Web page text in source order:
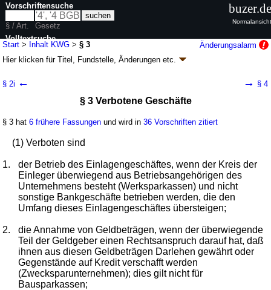
Start > Inhalt KWG >§ 3
Änderungsalarm
Hier klicken fürTitel, Fundstelle, Änderungen etc.
G. v. 12.05.2026 BGBl. 2026 I Nr. 139
139 weitere Fassungen | wird in 1722 Vorschriften zitiert
Erster Abschnitt Allgemeine Vorschriften
Finanzholding-Gesellschaften, gemischte
Finanzholding-Gesellschaften und gemischte
Holdinggesellschaften sowie Finanzunternehmen
§ 2i ← → § 4
§ 3 Verbotene Geschäfte
§ 3 hat6 frühere Fassungen und wird in36 Vorschriften zitiert
(1) Verboten sind
1.
der Betrieb des Einlagengeschäftes, wenn der Kreis der
Einleger überwiegend aus Betriebsangehörigen des
Unternehmens besteht (Werksparkassen) und nicht
sonstige Bankgeschäfte betrieben werden, die den
Umfang dieses Einlagengeschäftes übersteigen;
2.
die Annahme von Geldbeträgen, wenn der überwiegende
Teil der Geldgeber einen Rechtsanspruch darauf hat, daß
ihnen aus diesen Geldbeträgen Darlehen gewährt oder
Gegenstände auf Kredit verschafft werden
(Zwecksparunternehmen); dies gilt nicht für
Bausparkassen;
Vorschriftensuche
§ / Art.
Gesetz
Volltextsuche
nur in KWG
buzer.de
Normalansicht